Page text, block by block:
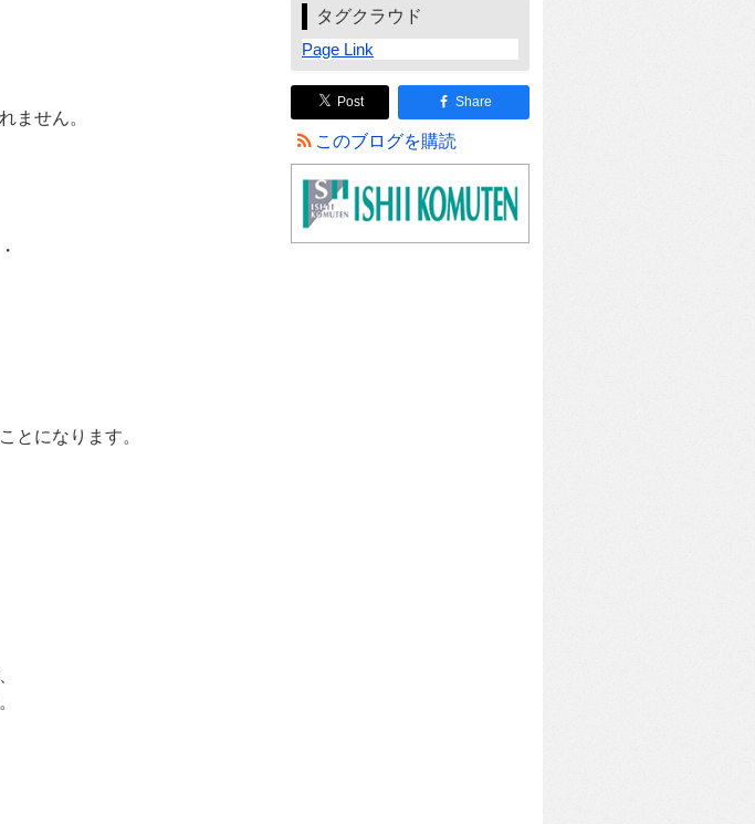
ません。
とになります。
タグクラウド
Page Link
Post Share
このブログを購読